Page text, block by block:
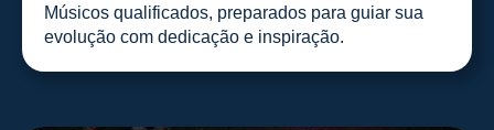
Músicos qualificados, preparados para guiar sua
evolução com dedicação e inspiração.